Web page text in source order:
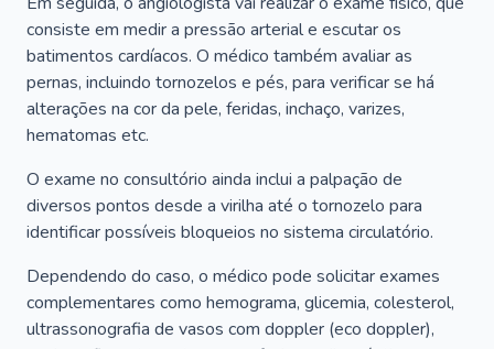
consiste em medir a pressão arterial e escutar os
batimentos cardíacos. O médico também avaliar as
pernas, incluindo tornozelos e pés, para verificar se há
alterações na cor da pele, feridas, inchaço, varizes,
hematomas etc.
O exame no consultório ainda inclui a palpação de
diversos pontos desde a virilha até o tornozelo para
identificar possíveis bloqueios no sistema circulatório.
Dependendo do caso, o médico pode solicitar exames
complementares como hemograma, glicemia, colesterol,
ultrassonografia de vasos com doppler (eco doppler),